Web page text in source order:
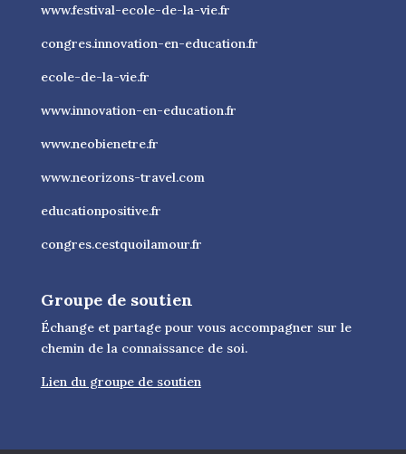
www.festival-ecole-de-la-vie.fr
congres.innovation-en-education.fr
ecole-de-la-vie.fr
www.innovation-en-education.fr
www.neobienetre.fr
www.neorizons-travel.com
educationpositive.fr
congres.cestquoilamour.fr
Groupe de soutien
Échange et partage pour vous accompagner sur le
chemin de la connaissance de soi.
Lien du groupe de soutien